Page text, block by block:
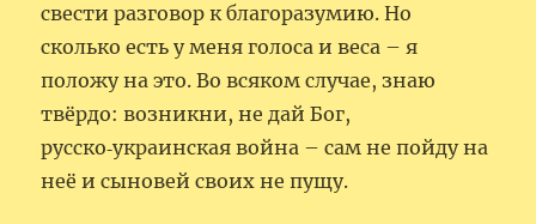
свести разговор к благоразумию. Но
сколько есть у меня голоса и веса – я
положу на это. Во всяком случае, знаю
твёрдо: возникни, не дай Бог,
русско‑украинская война – сам не пойду на
неё и сыновей своих не пущу.